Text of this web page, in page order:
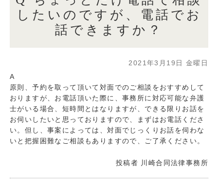
したいのですが、電話でお
話できますか？
2021年3月19日 金曜日
A
原則、予約を取って頂いて対面でのご相談をおすすめして
おりますが、お電話頂いた際に、事務所に対応可能な弁護
士がいる場合、短時間とはなりますが、できる限りお話を
お伺いしたいと思っておりますので、まずはお電話くださ
い。但し、事案によっては、対面でじっくりお話を伺わな
いと把握困難なご相談もありますので、ご了承ください。
投稿者 川崎合同法律事務所